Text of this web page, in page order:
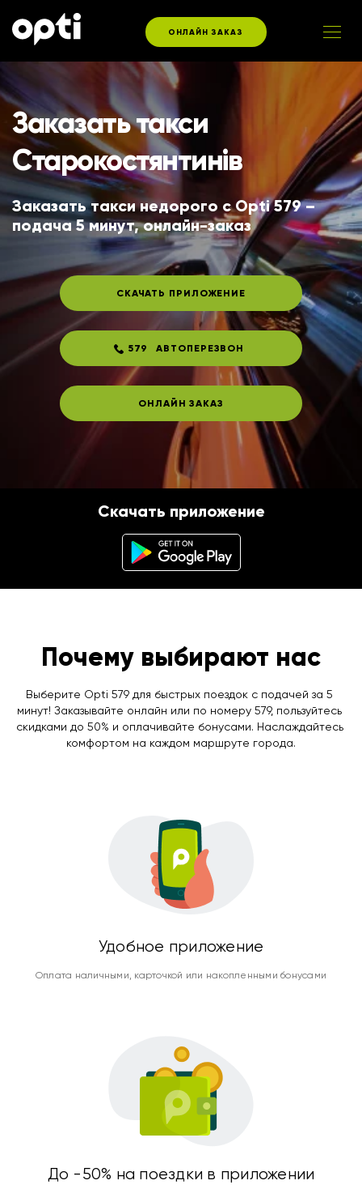
ОНЛАЙН ЗАКАЗ
Заказать такси
Старокостянтинів
Заказать такси недорого с Opti 579 –
подача 5 минут, онлайн-заказ
СКАЧАТЬ ПРИЛОЖЕНИЕ
579 АВТОПЕРЕЗВОН
ОНЛАЙН ЗАКАЗ
Скачать приложение
Почему выбирают нас
Выберите Opti 579 для быстрых поездок с подачей за 5
минут! Заказывайте онлайн или по номеру 579, пользуйтесь
скидками до 50% и оплачивайте бонусами. Наслаждайтесь
комфортом на каждом маршруте города.
Удобное приложение
Оплата наличными, карточкой или накопленными бонусами
До -50% на поездки в приложении